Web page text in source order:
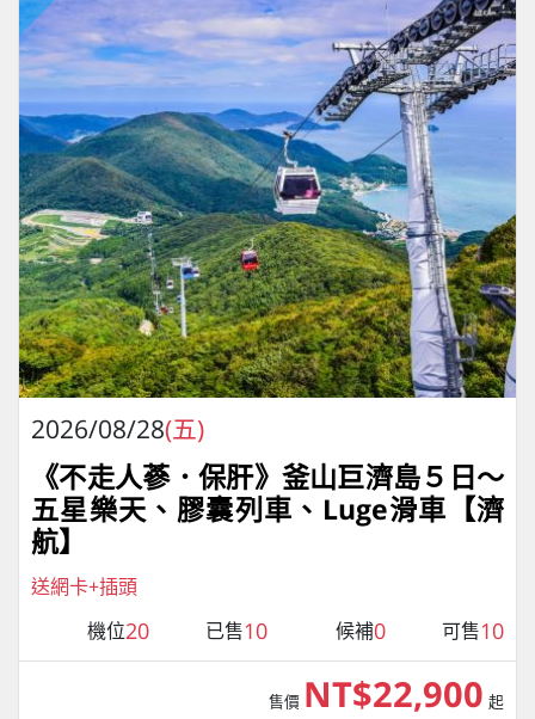
2026/08/28(五)
《不走人蔘．保肝》釜山巨濟島５日～
五星樂天、膠囊列車、Luge滑車【濟
航】
送網卡+插頭
機位20 已售10 候補0 可售10
售價 NT$22,900 起